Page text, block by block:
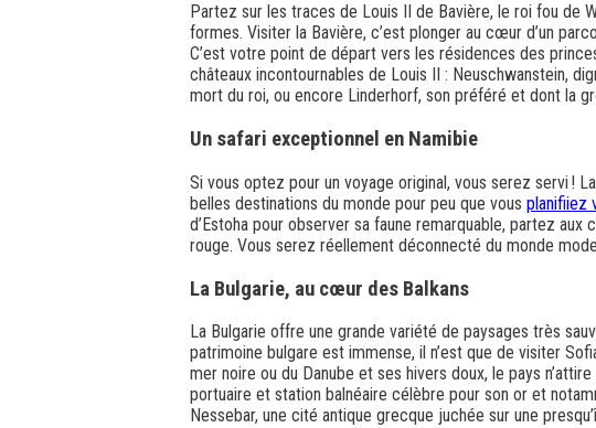
Partez sur les traces de Louis II de Bavière, le roi fou de
formes. Visiter la Bavière, c’est plonger au cœur d’un
C’est votre point de départ vers les résidences des
châteaux incontournables de Louis II : Neuschwanstein,
mort du roi, ou encore Linderhorf, son préféré et dont la
Un safari exceptionnel en Namibie
Si vous optez pour un voyage original, vous serez servi !
belles destinations du monde pour peu que vous planifiiez
d’Estoha pour observer sa faune remarquable, partez
rouge. Vous serez réellement déconnecté du monde
La Bulgarie, au cœur des Balkans
La Bulgarie offre une grande variété de paysages très
patrimoine bulgare est immense, il n’est que de visiter
mer noire ou du Danube et ses hivers doux, le pays
portuaire et station balnéaire célèbre pour son or et
Nessebar, une cité antique grecque juchée sur une